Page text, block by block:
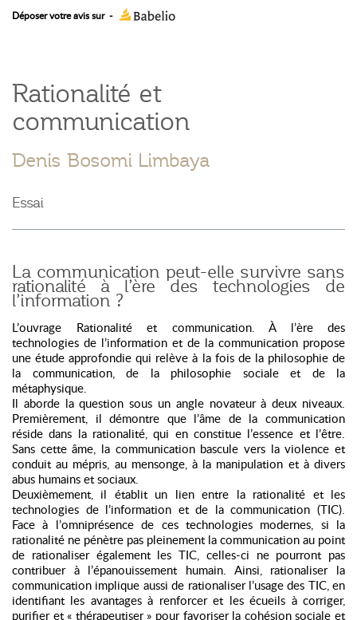
Déposer votre avis sur -
Rationalité et
communication
Denis Bosomi Limbaya
Essai
La communication peut-elle survivre sans
rationalité à l’ère des technologies de
l’information ?
L’ouvrage Rationalité et communication. À l’ère des
technologies de l’information et de la communication propose
une étude approfondie qui relève à la fois de la philosophie de
la communication, de la philosophie sociale et de la
métaphysique.
Il aborde la question sous un angle novateur à deux niveaux.
Premièrement, il démontre que l’âme de la communication
réside dans la rationalité, qui en constitue l’essence et l’être.
Sans cette âme, la communication bascule vers la violence et
conduit au mépris, au mensonge, à la manipulation et à divers
abus humains et sociaux.
Deuxièmement, il établit un lien entre la rationalité et les
technologies de l’information et de la communication (TIC).
Face à l’omniprésence de ces technologies modernes, si la
rationalité ne pénètre pas pleinement la communication au point
de rationaliser également les TIC, celles-ci ne pourront pas
contribuer à l’épanouissement humain. Ainsi, rationaliser la
communication implique aussi de rationaliser l’usage des TIC, en
identifiant les avantages à renforcer et les écueils à corriger,
purifier et « thérapeutiser » pour favoriser la cohésion sociale et